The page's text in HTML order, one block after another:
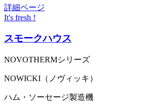
詳細ページ
It's fresh !
スモークハウス
NOVOTHERMシリーズ
NOWICKI（ノヴィッキ）
ハム・ソーセージ製造機